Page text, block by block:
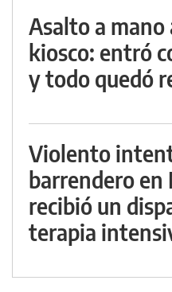
Asalto a mano
kiosco: entró
y todo quedó
Violento
barrendero en
recibió un
terapia